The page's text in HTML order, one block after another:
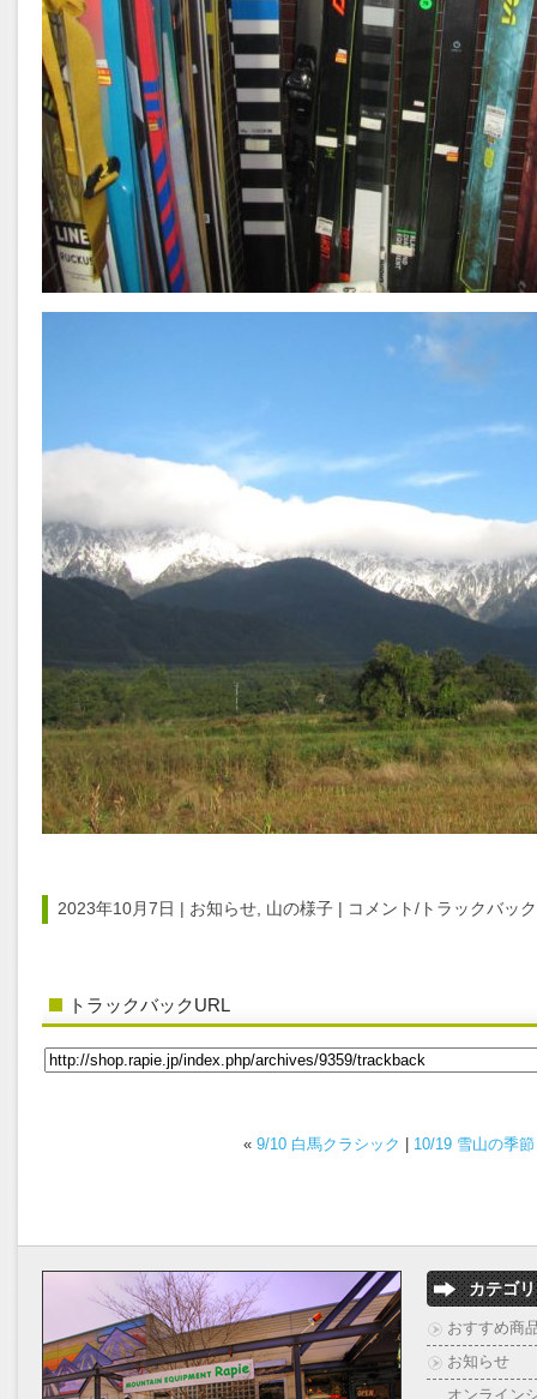
2023年10月7日 | お知らせ 山の様子 | コメント/トラックバッ
トラックバックURL
« 9/10 白馬クラシック 10/19 雪山の季節
カテゴ
おすすめ商
お知らせ
オンライン